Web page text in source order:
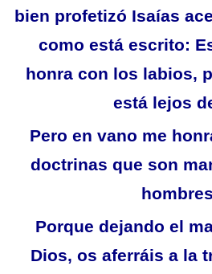
bien profetizó Isaías
como está escrito:
honra con los labios,
está lejos
Pero en vano me
doctrinas que son
Porque dejando el
Dios, os aferráis a la